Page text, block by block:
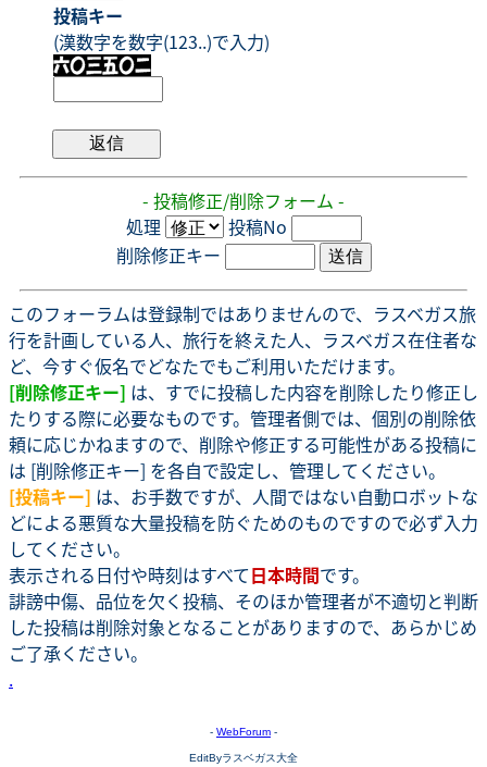
投稿キー
(漢数字を数字(123..)で入力)
- 投稿修正/削除フォーム -
処理
投稿No
削除修正キー
このフォーラムは登録制ではありませんので、ラスベガス旅
行を計画している人、旅行を終えた人、ラスベガス在住者な
ど、今すぐ仮名でどなたでもご利用いただけます。
[削除修正キー] は、すでに投稿した内容を削除したり修正し
たりする際に必要なものです。管理者側では、個別の削除依
頼に応じかねますので、削除や修正する可能性がある投稿に
は [削除修正キー] を各自で設定し、管理してください。
[投稿キー] は、お手数ですが、人間ではない自動ロボットな
どによる悪質な大量投稿を防ぐためのものですので必ず入力
してください。
表示される日付や時刻はすべて日本時間です。
誹謗中傷、品位を欠く投稿、そのほか管理者が不適切と判断
した投稿は削除対象となることがありますので、あらかじめ
ご了承ください。
.
- WebForum -
EditByラスベガス大全